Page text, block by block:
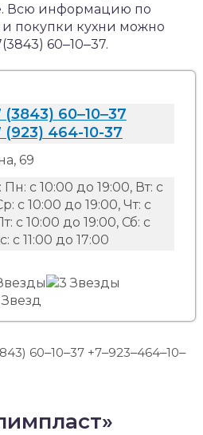
Всю информацию по
покупки кухни можно
60‒10‒37.
(3843) 60‒10‒37
(923) 464-10-37
69
Пн: с 10:00 до 19:00, Вт: с
с 10:00 до 19:00, Чт: с
с 10:00 до 19:00, Сб: с
с 11:00 до 17:00
60‒10‒37 +7‒923‒464‒10‒